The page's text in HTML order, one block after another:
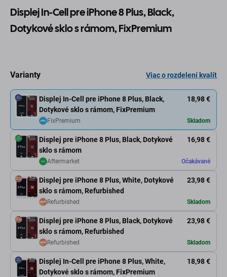
Displej In-Cell pre iPhone 8 Plus, Black,
Dotykové sklo s rámom, FixPremium
Varianty Viac o rozdelení kvalít
Displej pre iPhone 8 Plus, Black, Dotykové
sklo s rámom
16,98 €
Aftermarket Očakávané
Displej pre iPhone 8 Plus, White, Dotykové
sklo s rámom, Refurbished
23,98 €
Refurbished Skladom
Displej pre iPhone 8 Plus, Black, Dotykové
sklo s rámom, Refurbished
23,98 €
Refurbished Skladom
Displej In-Cell pre iPhone 8 Plus, White,
Dotykové sklo s rámom, FixPremium
18,98 €
Displej In-Cell pre iPhone 8 Plus, Black,
Dotykové sklo s rámom, FixPremium
18,98 €
FixPremium Skladom